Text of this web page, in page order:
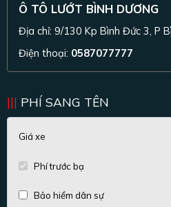
Ô TÔ LƯỚT BÌNH DƯƠNG
Địa chỉ: 9/130 Kp Bình Đức 3, P
Điện thoại: 0587077777
PHÍ SANG TÊN
Giá xe
Phí trước bạ
Bảo hiểm dân sự